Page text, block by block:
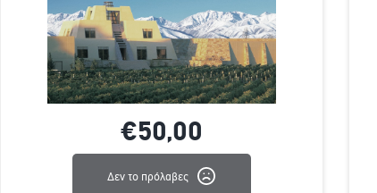
€50,00
Δεν το πρόλαβες